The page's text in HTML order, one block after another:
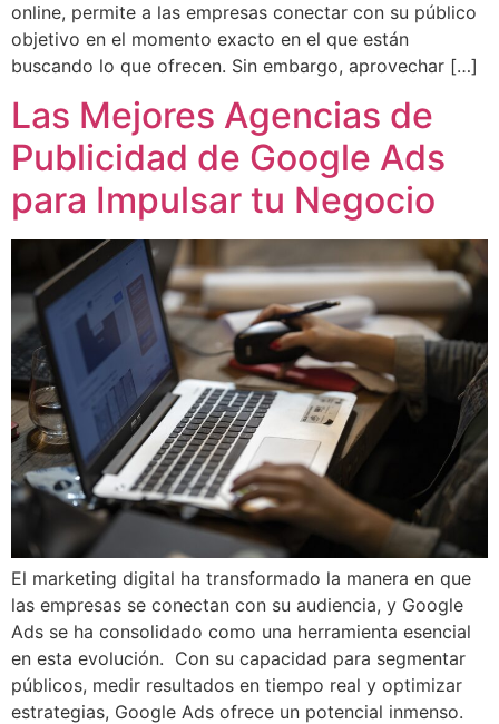
online, permite a las empresas conectar con su público
objetivo en el momento exacto en el que están
buscando lo que ofrecen. Sin embargo, aprovechar […]
Las Mejores Agencias de
Publicidad de Google Ads
para Impulsar tu Negocio
El marketing digital ha transformado la manera en que
las empresas se conectan con su audiencia, y Google
Ads se ha consolidado como una herramienta esencial
en esta evolución. Con su capacidad para segmentar
públicos, medir resultados en tiempo real y optimizar
estrategias, Google Ads ofrece un potencial inmenso.